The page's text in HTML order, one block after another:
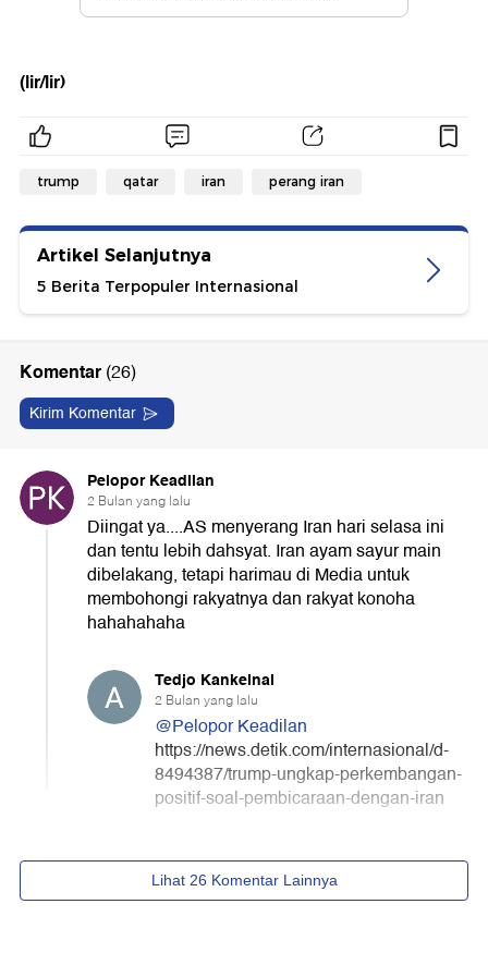
(lir/lir)
trump qatar iran perang iran
Artikel Selanjutnya
5 Berita Terpopuler Internasional